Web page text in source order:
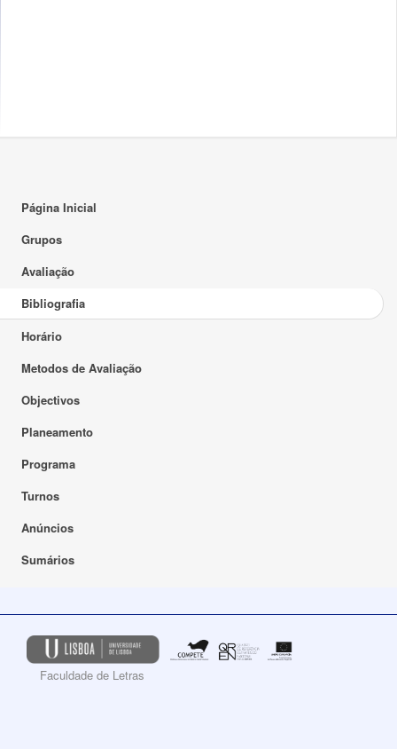
Página Inicial
Grupos
Avaliação
Bibliografia
Horário
Metodos de Avaliação
Objectivos
Planeamento
Programa
Turnos
Anúncios
Sumários
Faculdade de Letras